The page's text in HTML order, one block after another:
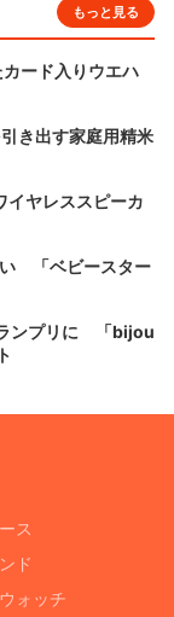
もっと見る
ード入りウエハ
き出す家庭用精米
イヤレススピーカ
い 「ベビースター
ンプリに 「bijou
ス
ド
ォッチ